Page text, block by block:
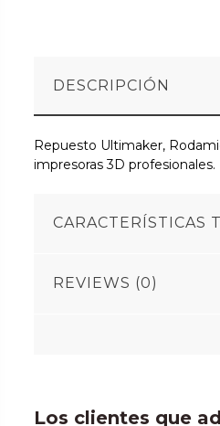
DESCRIPCIÓN
Repuesto Ultimaker,
impresoras 3D profesionales.
CARACTERÍSTICAS
REVIEWS (0)
Los clientes que